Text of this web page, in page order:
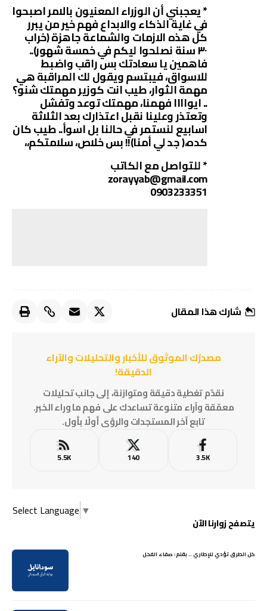
* يعجبني أن الوزراء المعنيون بالامر اصبحوا
في غاية الذكاء والابداع فهم خير من يبرر
كل هذه الازمات والشماعة جاهزة (خراب
٣٠ سنة نصلحوا ليكم في خمسة شهور)..
فاهمين يا سعادتك بس راقب واضبط
للاسواق، فيبتسم ويقول لك المراقبة هي
مهمة الثوار، طيب انت كوزير مهمتك شنو؟
.. ايواااا فهمنا، مهمتك توعد وتفشل
وتعتذر وعلينا نقبل اعتذارك بعد الثلاثة
اسابيع لنستمر في حالنا بل اسوأ.. طيب كان
كده،( جد لي أمنا)!! بس خلاص، سلامتكم،،
* للتواصل مع الكاتب
zorayyab@gmail.com
0903233351
شارك هذا المقال
مصدرُك الموثوق للأخبار والتحليلات والآراء
الدقيقة!
نقدّم تغطية دقيقة ومتوازنة، إلى جانب تحليلات
معمّقة وآراء متنوعة تساعدك على فهم ما وراء الخبر.
تابع آخر المستجدات والرؤى أولًا بأول.
3.5K
140
5.5K
Select Language ▼
يتصفح زوارنا الآن
كل الطرق تؤدي للإطاري .. بقلم: صفاء الفحل